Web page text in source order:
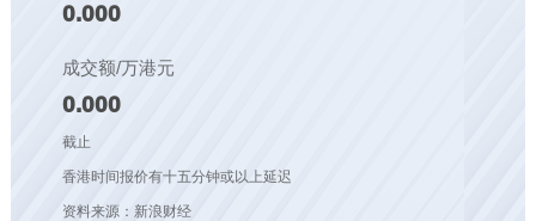
0.000
成交额/万港元
0.000
截止
香港时间报价有十五分钟或以上延迟
资料来源：新浪财经